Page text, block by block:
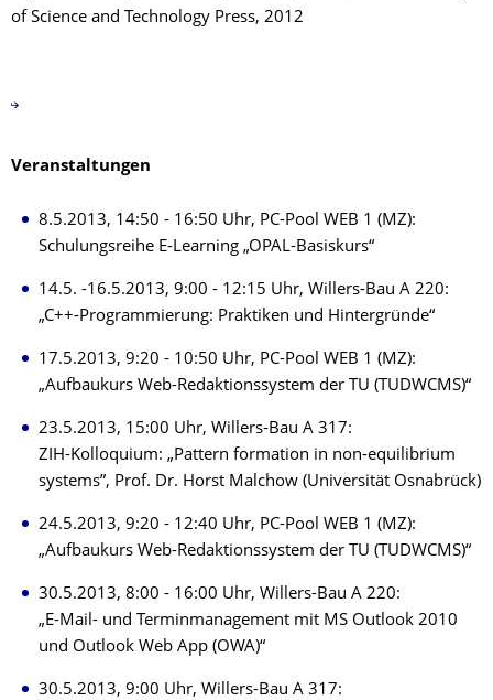
of Science and Technology Press, 2012
Veranstaltungen
8.5.2013, 14:50 - 16:50 Uhr, PC-Pool WEB 1 (MZ):
Schulungsreihe E-Learning „OPAL-Basiskurs“
14.5. -16.5.2013, 9:00 - 12:15 Uhr, Willers-Bau A 220:
„C++-Programmierung: Praktiken und Hintergründe“
17.5.2013, 9:20 - 10:50 Uhr, PC-Pool WEB 1 (MZ):
„Aufbaukurs Web-Redaktionssystem der TU (TUDWCMS)“
23.5.2013, 15:00 Uhr, Willers-Bau A 317:
ZIH-Kolloquium: „Pattern formation in non-equilibrium
systems”, Prof. Dr. Horst Malchow (Universität Osnabrück)
24.5.2013, 9:20 - 12:40 Uhr, PC-Pool WEB 1 (MZ):
„Aufbaukurs Web-Redaktionssystem der TU (TUDWCMS)“
30.5.2013, 8:00 - 16:00 Uhr, Willers-Bau A 220:
„E-Mail- und Terminmanagement mit MS Outlook 2010
und Outlook Web App (OWA)“
30.5.2013, 9:00 Uhr, Willers-Bau A 317: